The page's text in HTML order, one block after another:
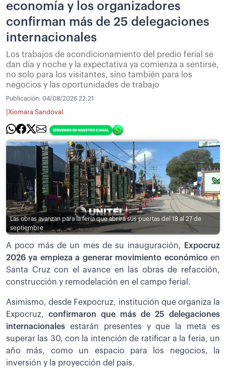
economía y los organizadores
confirman más de 25 delegaciones
internacionales
Los trabajos de acondicionamiento del predio ferial se
dan día y noche y la expectativa ya comienza a sentirse,
no solo para los visitantes, sino también para los
negocios y las oportunidades de trabajo
Publicación: 04/08/2026 22:21
Xiomara Sandóval
Las obras avanzan para la feria que abrirá sus puertas del 18 al 27 de
septiembre
A poco más de un mes de su inauguración,
Expocruz
2026 ya empieza a generar movimiento económico en
Santa Cruz con el avance en las obras de refacción,
construcción y remodelación en el campo ferial.
Asimismo, desde Fexpocruz, institución que organiza la
Expocruz, confirmaron que más de 25 delegaciones
internacionales estarán presentes y que la meta es
superar las 30, con la intención de ratificar a la feria, un
año más, como un espacio para los negocios, la
inversión y la proyección del país.